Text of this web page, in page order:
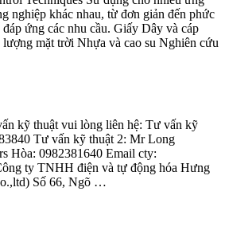
nghiệp khác nhau, từ đơn giản đến phức
ứng các nhu cầu. Giấy Dây và cáp
mặt trời Nhựa và cao su Nghiên cứu
kỹ thuật vui lòng liên hệ: Tư vấn kỹ
Tư vấn kỹ thuật 2: Mr Long
Hòa: 0982381640 Email cty:
ty TNHH điện và tự động hóa Hưng
Số 66, Ngõ …